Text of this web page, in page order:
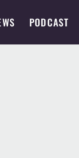
PODCAST